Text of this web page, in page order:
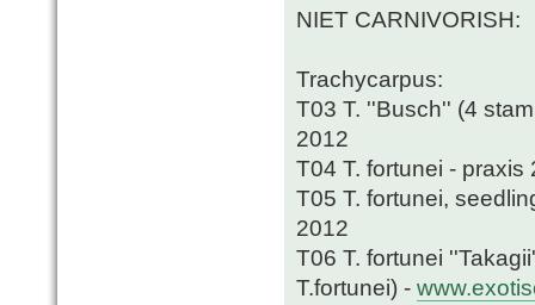
NIET CARNIVORISH:
Trachycarpus:
T03 T. ''Busch'' (4
2012
T04 T. fortunei - praxis
T05 T. fortunei,
2012
T06 T. fortunei
T.fortunei) -